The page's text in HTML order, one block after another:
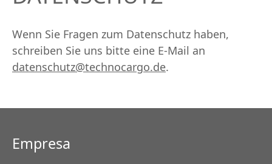
Wenn Sie Fragen zum Datenschutz haben,
schreiben Sie uns bitte eine E-Mail an
datenschutz@technocargo.de.
Empresa